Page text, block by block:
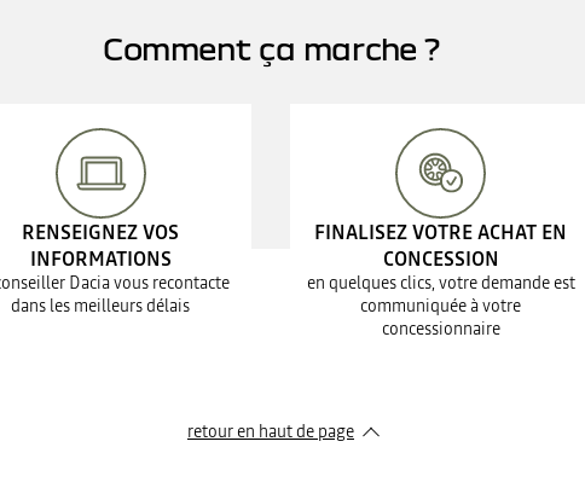
Comment ça marche ?
RENSEIGNEZ VOS
INFORMATIONS
Dacia vous recontacte
dans les meilleurs délais
FINALISEZ VOTRE ACHAT EN
CONCESSION
en quelques clics, votre demande est
communiquée à votre
concessionnaire
retour en haut de page​